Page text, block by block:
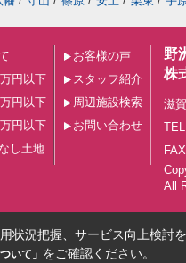
円以下
円以下
円以下
し土地
お客様の声
スタッフ紹介
周辺施設検索
お問い合わせ
野
株
滋
All
状況把握、サービス向上検討
いて」 をご確認ください。